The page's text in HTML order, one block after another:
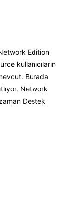
Edition
kullanıcıların
Burada
Network
Destek